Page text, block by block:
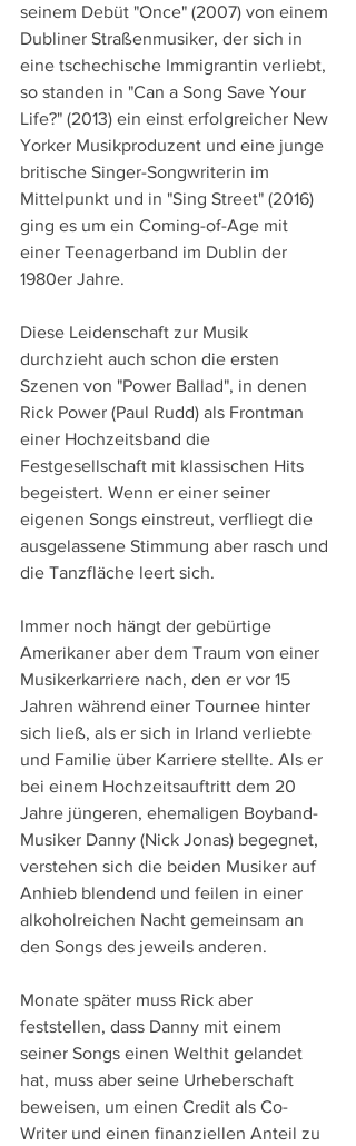
seinem Debüt "Once" (2007) von einem
Dubliner Straßenmusiker, der sich in
eine tschechische Immigrantin verliebt,
so standen in "Can a Song Save Your
Life?" (2013) ein einst erfolgreicher New
Yorker Musikproduzent und eine junge
britische Singer-Songwriterin im
Mittelpunkt und in "Sing Street" (2016)
ging es um ein Coming-of-Age mit
einer Teenagerband im Dublin der
1980er Jahre.
Diese Leidenschaft zur Musik
durchzieht auch schon die ersten
Szenen von "Power Ballad", in denen
Rick Power (Paul Rudd) als Frontman
einer Hochzeitsband die
Festgesellschaft mit klassischen Hits
begeistert. Wenn er einer seiner
eigenen Songs einstreut, verfliegt die
ausgelassene Stimmung aber rasch und
die Tanzfläche leert sich.
Immer noch hängt der gebürtige
Amerikaner aber dem Traum von einer
Musikerkarriere nach, den er vor 15
Jahren während einer Tournee hinter
sich ließ, als er sich in Irland verliebte
und Familie über Karriere stellte. Als er
bei einem Hochzeitsauftritt dem 20
Jahre jüngeren, ehemaligen Boyband-
Musiker Danny (Nick Jonas) begegnet,
verstehen sich die beiden Musiker auf
Anhieb blendend und feilen in einer
alkoholreichen Nacht gemeinsam an
den Songs des jeweils anderen.
Monate später muss Rick aber
feststellen, dass Danny mit einem
seiner Songs einen Welthit gelandet
hat, muss aber seine Urheberschaft
beweisen, um einen Credit als Co-
Writer und einen finanziellen Anteil zu